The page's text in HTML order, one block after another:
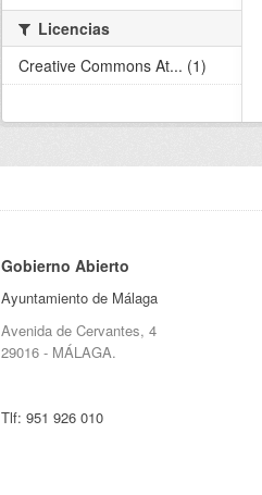
Licencias
Creative Commons At... (1)
Gobierno Abierto
Ayuntamiento de Málaga
Avenida de Cervantes, 4
29016 - MÁLAGA.
Tlf: 951 926 010